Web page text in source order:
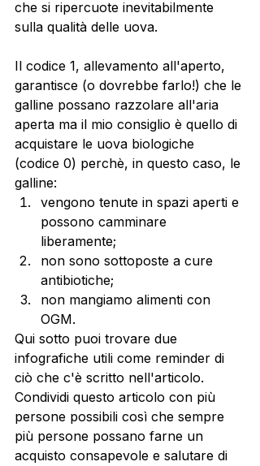
che si ripercuote inevitabilmente
sulla qualità delle uova.
Il codice 1, allevamento all'aperto,
garantisce (o dovrebbe farlo!) che le
galline possano razzolare all'aria
aperta ma il mio consiglio è quello di
acquistare le uova biologiche
(codice 0) perchè, in questo caso, le
galline:
vengono tenute in spazi aperti e
possono camminare
liberamente;
non sono sottoposte a cure
antibiotiche;
non mangiamo alimenti con
OGM.
Qui sotto puoi trovare due
infografiche utili come reminder di
ciò che c'è scritto nell'articolo.
Condividi questo articolo con più
persone possibili così che sempre
più persone possano farne un
acquisto consapevole e salutare di